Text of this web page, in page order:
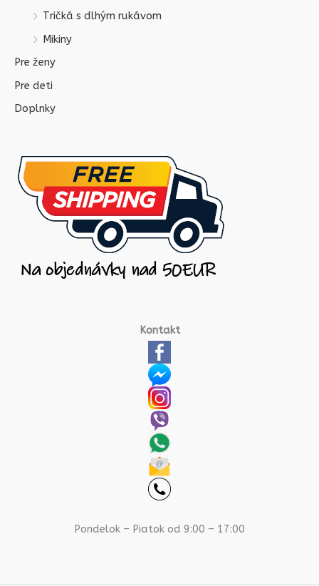
Tričká s dlhým rukávom
Mikiny
Pre ženy
Pre deti
Doplnky
Kontakt
Pondelok – Piatok od 9:00 – 17:00